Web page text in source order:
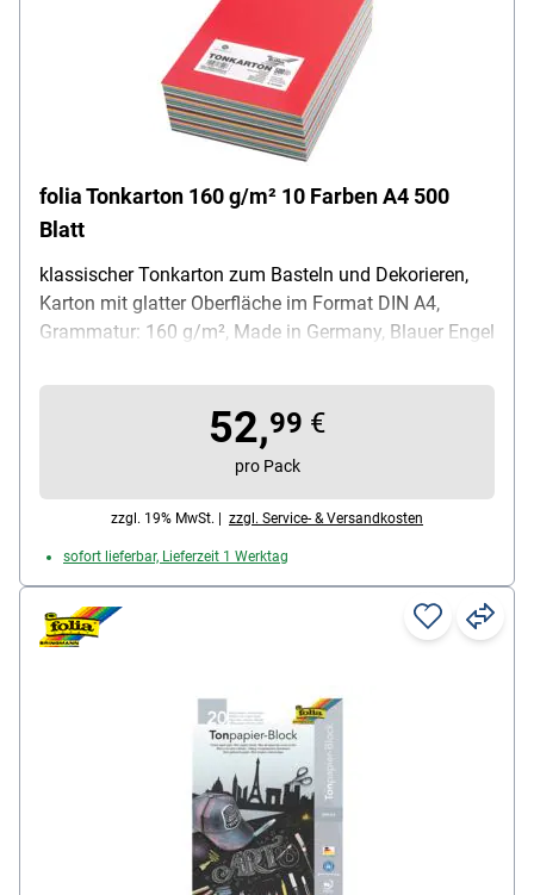
folia Tonkarton 160 g/m² 10 Farben A4 500
Blatt
klassischer Tonkarton zum Basteln und Dekorieren,
Karton mit glatter Oberfläche im Format DIN A4,
Grammatur: 160 g/m², Made in Germany, Blauer Engel
himmelblau / königsblau / hellgrün / tannengrün /
weiß / schokobraun / schwarz, Inhalt pro Pack: 500
52,99 €
pro Pack
zzgl. 19% MwSt. | zzgl. Service- & Versandkosten
sofort lieferbar, Lieferzeit 1 Werktag